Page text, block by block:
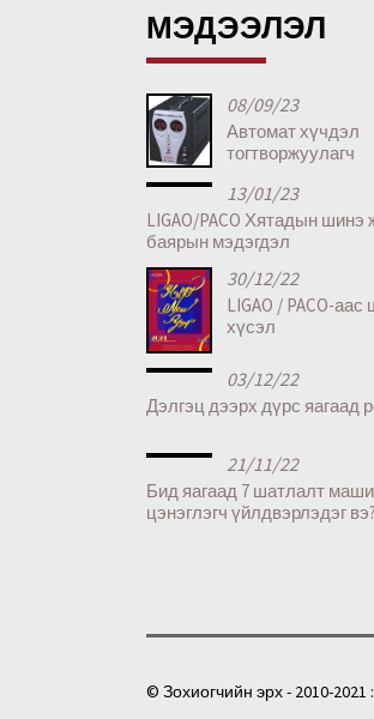
МЭДЭЭЛЭЛ
08/09/23
Автомат хүчдэл
тогтворжуулагч
13/01/23
LIGAO/PACO Хятадын шинэ
баярын мэдэгдэл
30/12/22
LIGAO / PACO-
хүсэл
03/12/22
Дэлгэц дээрх дүрс яагаад
21/11/22
Бид яагаад 7 шатлалт
цэнэглэгч үйлдвэрлэдэг вэ?
© Зохиогчийн эрх - 2010-